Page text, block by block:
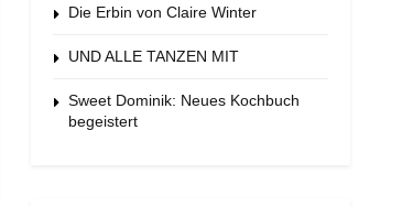
Die Erbin von Claire Winter
UND ALLE TANZEN MIT
Sweet Dominik: Neues Kochbuch
begeistert